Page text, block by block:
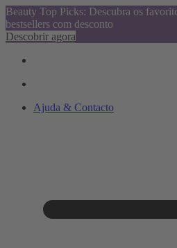
Beauty Top Picks: Descubra os
bestsellers com desconto
Descobrir agora
Ajuda & Contacto